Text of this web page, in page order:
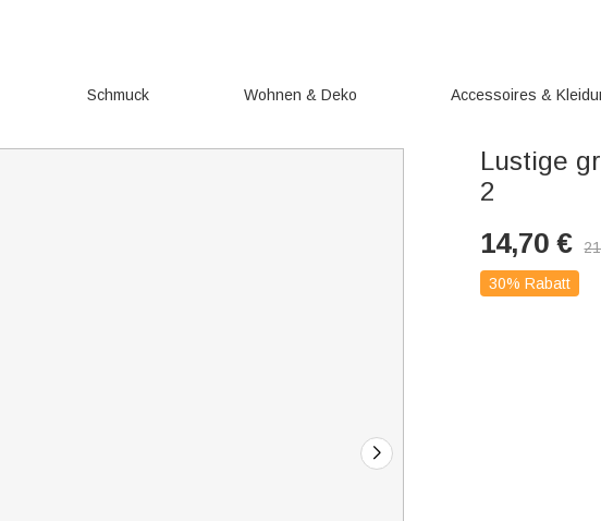
Schmuck Wohnen & Deko Accessoires &
Lustige
2
14,70 €
30% Rabatt